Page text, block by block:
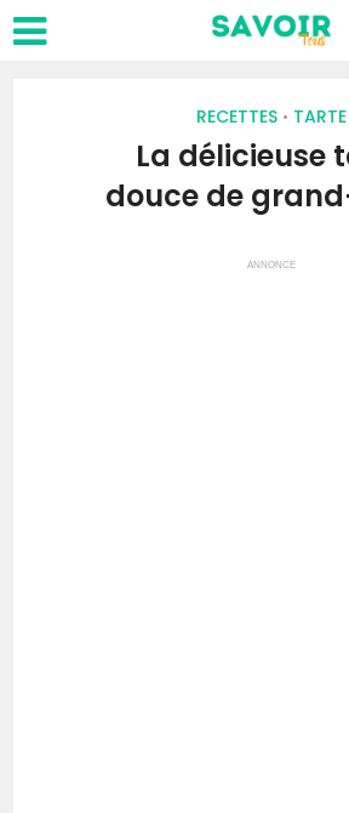
RECETTES • TARTE
La délicieuse
douce de
ANNONCE